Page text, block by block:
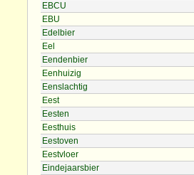
EBCU
EBU
Edelbier
Eel
Eendenbier
Eenhuizig
Eenslachtig
Eest
Eesten
Eesthuis
Eestoven
Eestvloer
Eindejaarsbier